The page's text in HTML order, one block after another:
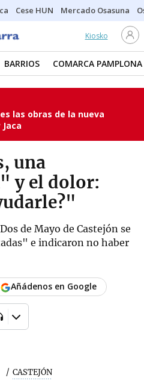
Cese HUN Mercado Osasuna
Kiosko
BARRIOS COMARCA PAMPLONA
las obras de la nueva
una
y el dolor:
de Mayo de Castejón se
e indicaron no haber
CASTEJÓN
Añádenos en Google